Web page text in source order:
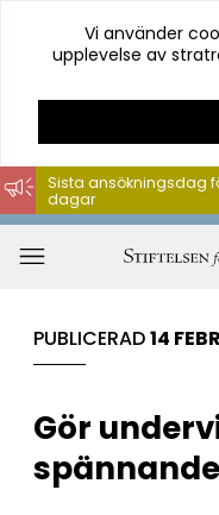
Hoppa
till
innehåll
Vi använder
upplevelse av
Sista ansökningsdag
dagar
PUBLICERAD14
Gör
spännande